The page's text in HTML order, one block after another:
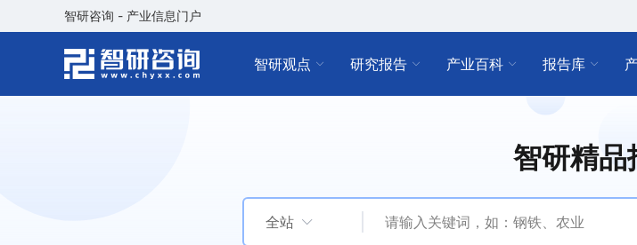
智研咨询 - 产业信息门户
智研观点 研究报告 产业百科 报告库
智研精品
全站